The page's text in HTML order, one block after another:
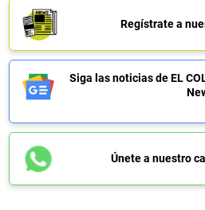
Regístrate a
Siga las noticias de EL
Únete a nuestro